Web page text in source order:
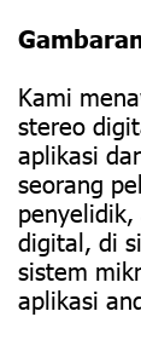
Kami
stereo
aplikasi
seorang
digital, di
sistem
aplikasi